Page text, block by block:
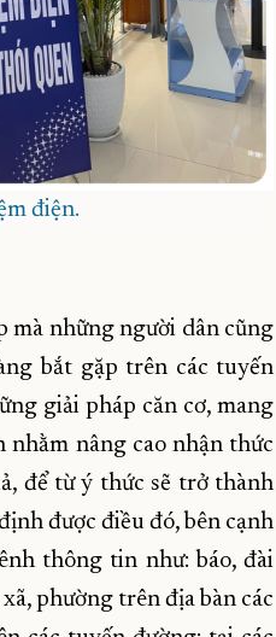
điện.
mà những người dân cũng
bắt gặp trên các tuyến
giải pháp căn cơ, mang
nâng cao nhận thức
để từ ý thức sẽ trở thành
được điều đó, bên cạnh
thông tin như: báo, đài
phường trên địa bàn các